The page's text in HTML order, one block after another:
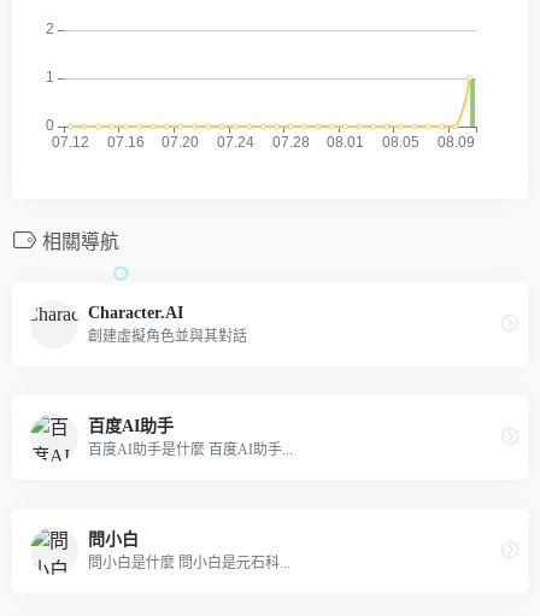
相關導航
Character.AI
創建虛擬角色並與其對話
百度AI助手
百度AI助手是什麼 百度AI助手...
問小白
問小白是什麼 問小白是元石科...